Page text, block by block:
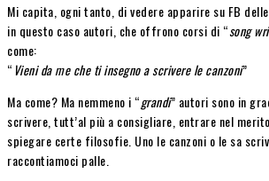
Mi capita, ogni tanto, di vedere apparire su FB
in questo caso autori, che offrono corsi di “song
come:
“Vieni da me che ti insegno a scrivere le canzoni”
Ma come? Ma nemmeno i “grandi” autori sono in
scrivere, tutt’al più a consigliare, entrare nel
spiegare certe filosofie. Uno le canzoni o le sa
raccontiamoci palle.